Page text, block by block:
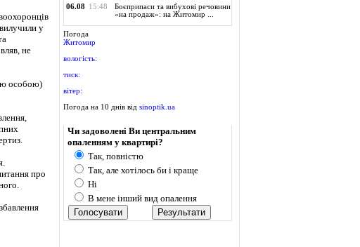
у
не
особою)
про
06.08 15:48
Боєприпаси та вибухові речовини
«на продаж»: на Житомир ...
Погода
Житомир
вологість:
тиск:
вітер:
Погода на 10 днів від sinoptik.ua
Чи задоволені Ви центральним
опаленням у квартирі?
Так, повністю
Так, але хотілось би і краще
Ні
В мене інший вид опалення